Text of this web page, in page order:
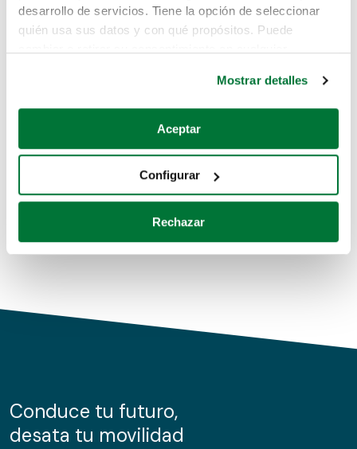
desarrollo de servicios. Tiene la opción de seleccionar
quién usa sus datos y con qué propósitos. Puede
Si lo permite, también quisiéramos:
Recopilar información sobre su ubicación geográfica
Identificar su dispositivo analizándolo activamente
para buscar características específicas (huellas
Obtenga más información sobre cómo se procesan sus
de cookies.
información sobre el uso que haga del sitio web con
nuestros partners de redes sociales, publicidad y análisis
Mostrar detalles
Aceptar
Configurar
Rechazar
Pero puedes encontrar el coche que estás
buscando en alguno de estos enlaces:
Coches de segunda mano
Coches de km0
Conduce tu futuro,
desata tu movilidad